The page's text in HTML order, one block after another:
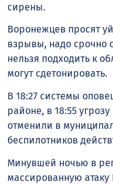
сирены.
Воронежцев просят
взрывы, надо срочно
нельзя подходить к
могут сдетонировать.
В 18:27 системы
районе, в 18:55
отменили в
беспилотников
Минувшей ночью в
массированную